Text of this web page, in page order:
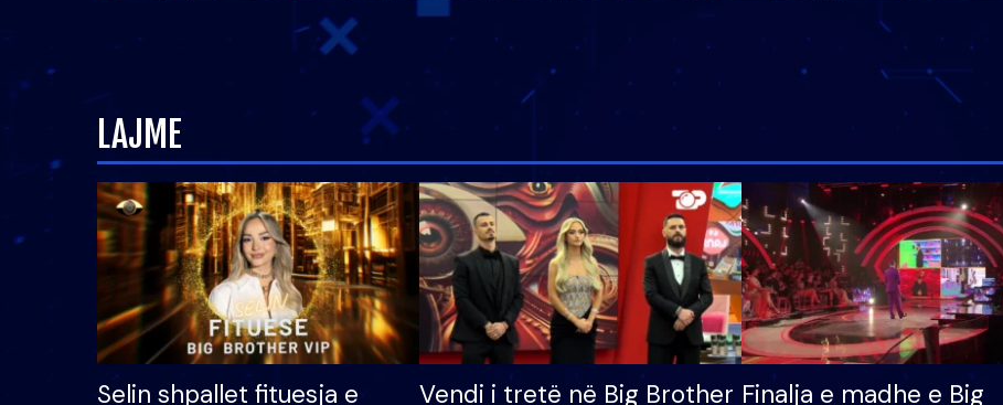
LAJME
Selin shpallet fituesja e
Vendi i tretë në Big Brother Finalja e madhe e Big